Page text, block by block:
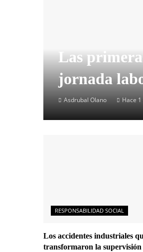
Las
jornada
Asdrubal Olano Hace 1
RESPONSABILIDAD SOCIAL
Los accidentes industriales
transformaron la supervisión